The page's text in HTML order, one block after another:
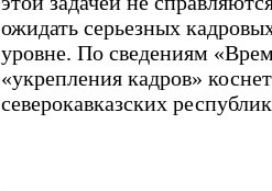
ожидать серьезных
уровне. По сведениям
«укрепления кадров»
северокавказских